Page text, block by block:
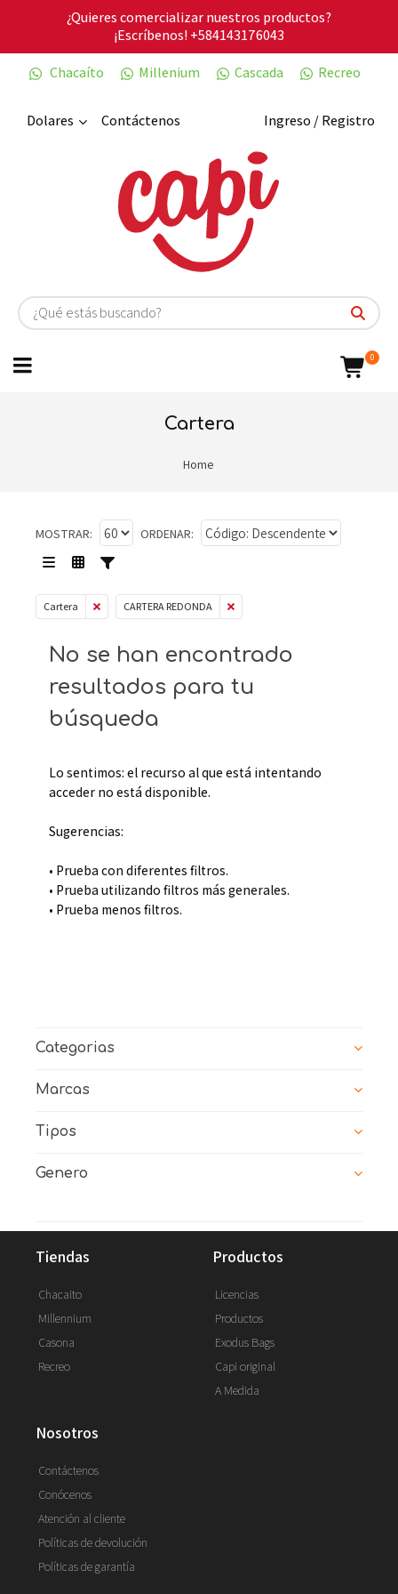
¿Quieres comercializar nuestros productos?
¡Escríbenos!+584143176043
Chacaíto
Millenium Cascada Recreo
Dolares Ingreso / Registro
Contáctenos
0
cartera
Home
MOSTRAR: ORDENAR:
Cartera CARTERA REDONDA
No se han encontrado
resultados para tu
búsqueda
Lo sentimos: el recurso al que está intentando
acceder no está disponible.
Sugerencias:
• Prueba con diferentes filtros.
• Prueba utilizando filtros más generales.
• Prueba menos filtros.
Categorias
Marcas
Tipos
Genero
tiendas
Chacaito
Millennium
Casona
Recreo
productos
Licencias
Productos
Exodus Bags
Capi original
A Medida
nosotros
Contáctenos
Conócenos
Atención al cliente
Políticas de devolución
Políticas de garantía